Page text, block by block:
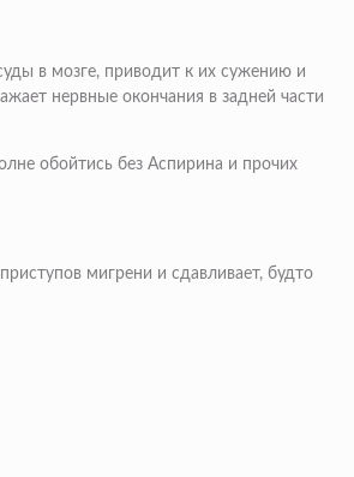
в мозге, приводит к их сужению и
нервные окончания в задней части
обойтись без Аспирина и прочих
мигрени и сдавливает, будто